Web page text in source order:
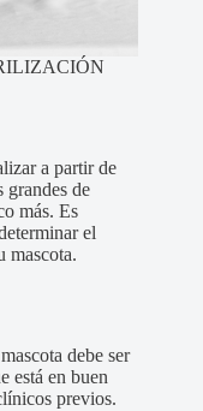
a partir de
grandes de
más. Es
el
mascota.
debe ser
está en buen
previos.